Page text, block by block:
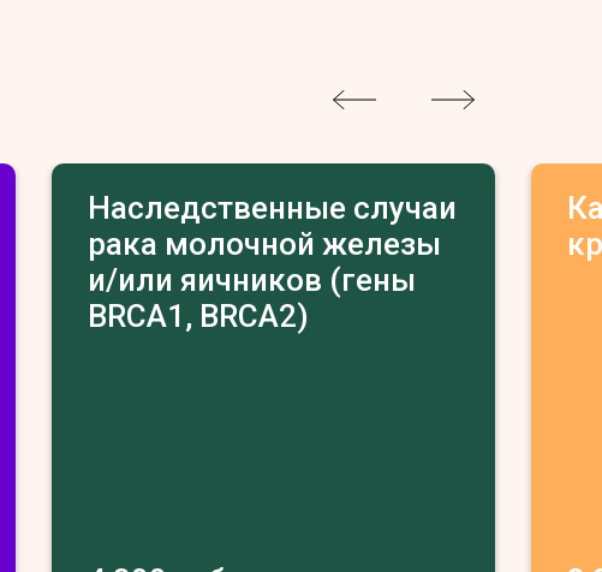
Наследственные случаи
рака молочной железы
и/или яичников (гены
BRCA1, BRCA2)